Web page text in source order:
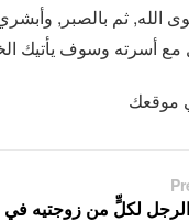
الله, ثم بالصبر,
مع أسرته وسوف يأتيك
موقعك
لكلٍّ من زوجتيه في